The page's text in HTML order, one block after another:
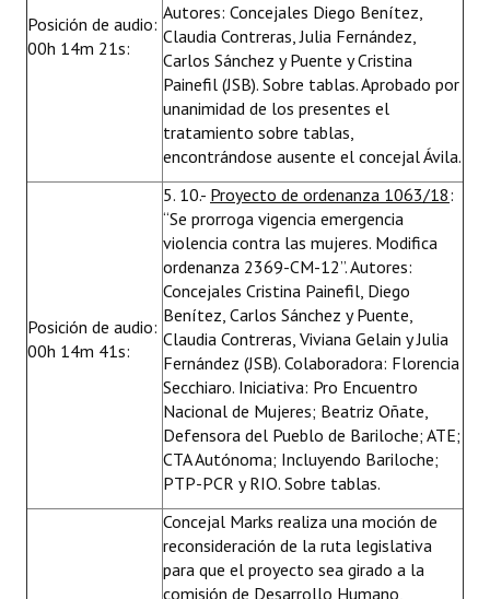
Posición de audio:
00h 14m 21s:
Autores: Concejales Diego Benítez,
Claudia Contreras, Julia Fernández,
Carlos Sánchez y Puente y Cristina
Painefil (JSB). Sobre tablas. Aprobado por
unanimidad de los presentes el
tratamiento sobre tablas,
encontrándose ausente el concejal Ávila.
Posición de audio:
00h 14m 41s:
5. 10.- Proyecto de ordenanza 1063/18:
“Se prorroga vigencia emergencia
violencia contra las mujeres. Modifica
ordenanza 2369-CM-12”. Autores:
Concejales Cristina Painefil, Diego
Benítez, Carlos Sánchez y Puente,
Claudia Contreras, Viviana Gelain y Julia
Fernández (JSB). Colaboradora: Florencia
Secchiaro. Iniciativa: Pro Encuentro
Nacional de Mujeres; Beatriz Oñate,
Defensora del Pueblo de Bariloche; ATE;
CTA Autónoma; Incluyendo Bariloche;
PTP-PCR y RIO. Sobre tablas.
Concejal Marks realiza una moción de
reconsideración de la ruta legislativa
para que el proyecto sea girado a la
comisión de Desarrollo Humano,